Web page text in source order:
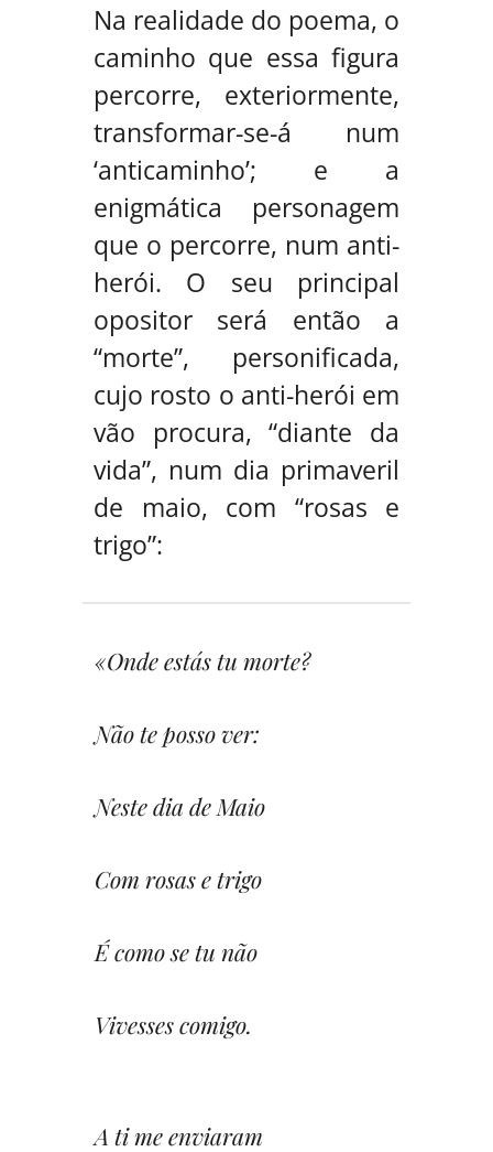
Na realidade do poema, o
caminho que essa figura
percorre, exteriormente,
transformar-se-á num
‘anticaminho’; e a
enigmática personagem
que o percorre, num anti-
herói. O seu principal
opositor será então a
“morte”, personificada,
cujo rosto o anti-herói em
vão procura, “diante da
vida”, num dia primaveril
de maio, com “rosas e
trigo”:
«Onde estás tu morte?
Não te posso ver:
Neste dia de Maio
Com rosas e trigo
É como se tu não
Vivesses comigo.
A ti me enviaram